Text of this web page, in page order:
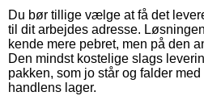
Du bør tillige vælge at få det
til dit arbejdes adresse.
kende mere pebret, men på den
Den mindst kostelige slags
pakken, som jo står og falder
handlens lager.